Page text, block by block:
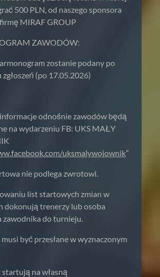
500 PLN, od naszego sponsora
MIRAF GROUP
ZAWODÓW:
zostanie podany po
(po 17.05.2026)
odnośnie zawodów będą
na wydarzeniu FB: UKS MAŁY
uksmalywojownik”
nie podlega zwrotowi.
list startowych zmian w
dokonują trenerzy lub osoba
zawodnika do turnieju.
musi być przesłane w wyznaczonym
na własną